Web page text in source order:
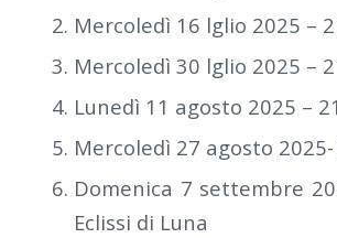
Mercoledì 16 lglio 2025 –
Mercoledì 30 lglio 2025 –
Lunedì 11 agosto 2025 –
Mercoledì 27 agosto 2025-
Domenica 7 settembre
Eclissi di Luna